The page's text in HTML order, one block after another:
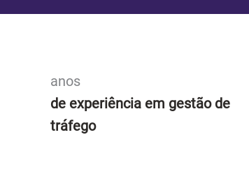
anos
de experiência em gestão de
tráfego